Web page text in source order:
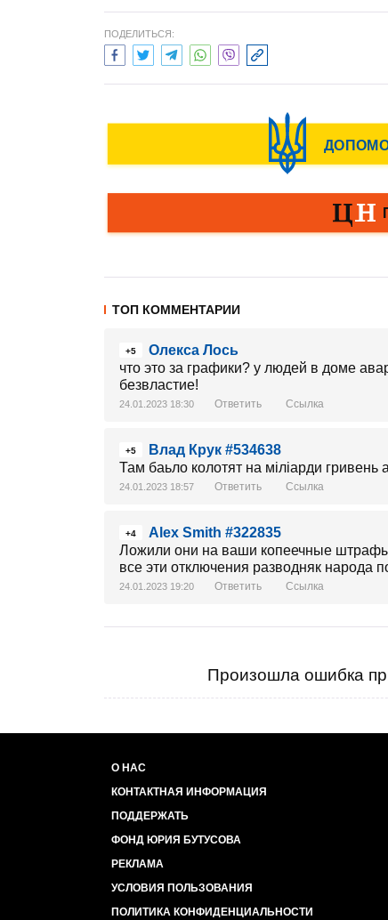
ПОДЕЛИТЬСЯ:
ТОП КОММЕНТАРИИ
+5
Олекса Лось
что это за графики? у людей в доме
безвластие!
24.01.2023 18:30 Ответить Ссылка
+5
Влад Крук #534638
Там баьло колотят на міліарди
24.01.2023 18:57 Ответить Ссылка
+4
Alex Smith #322835
Ложили они на ваши копеечные
все эти отключения разводняк народа
24.01.2023 19:20 Ответить Ссылка
Произошла ошибка
О НАС
КОНТАКТНАЯ ИНФОРМАЦИЯ
ПОДДЕРЖАТЬ
ФОНД ЮРИЯ БУТУСОВА
РЕКЛАМА
УСЛОВИЯ ПОЛЬЗОВАНИЯ
ПОЛИТИКА КОНФИДЕНЦИАЛЬНОСТИ